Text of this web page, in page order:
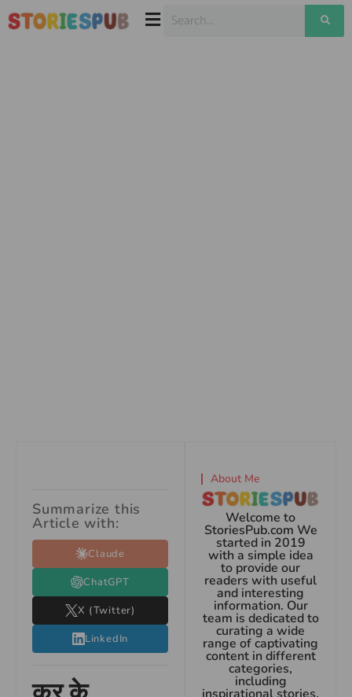
Summarize this
Article with:
Claude
ChatGPT
X (Twitter)
LinkedIn
About Me
Welcome to
StoriesPub.com We
started in 2019
with a simple idea
to provide our
readers with useful
and interesting
information. Our
team is dedicated to
curating a wide
range of captivating
content in different
categories,
including